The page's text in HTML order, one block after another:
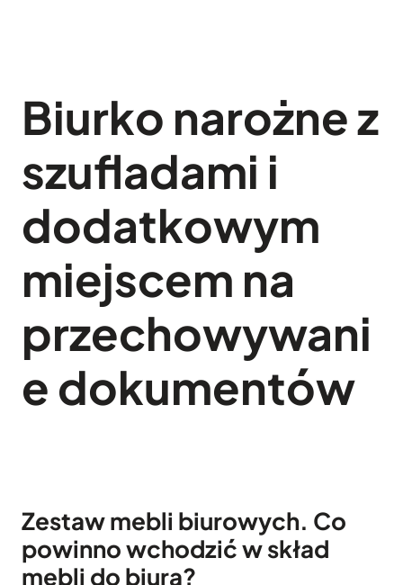
Biurko narożne z
szufladami i
dodatkowym
miejscem na
przechowywani
e dokumentów
Zestaw mebli biurowych. Co
powinno wchodzić w skład
mebli do biura?